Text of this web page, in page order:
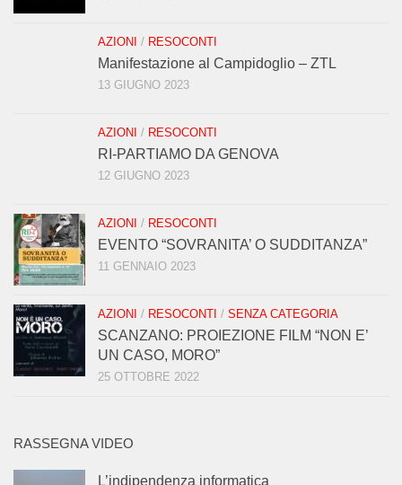
AZIONI / RESOCONTI
Manifestazione al Campidoglio – ZTL
13 GIUGNO 2023
AZIONI / RESOCONTI
RI-PARTIAMO DA GENOVA
12 GIUGNO 2023
AZIONI / RESOCONTI
EVENTO “SOVRANITA’ O SUDDITANZA”
11 GENNAIO 2023
AZIONI / RESOCONTI / SENZA CATEGORIA
SCANZANO: PROIEZIONE FILM “NON E’
UN CASO, MORO”
25 OTTOBRE 2022
RASSEGNA VIDEO
L’indipendenza informatica